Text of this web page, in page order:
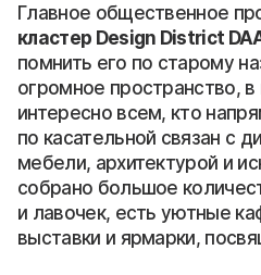
Главное общественное
кластер Design District
помнить его по старому
огромное пространство,
интересно всем, кто
по касательной связан с
мебели, архитектурой и
собрано большое
и лавочек, есть уютные
выставки и ярмарки,